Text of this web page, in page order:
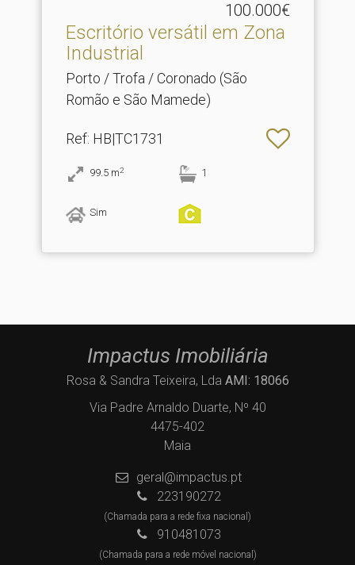
100.000€
Escritório versátil em Zona
Industrial
Porto / Trofa / Coronado (São
Romão e São Mamede)
Ref: HB|TC1731
99.5 m2 1
Sim
Impactus Imobiliária
Rosa & Sandra Teixeira, Lda AMI: 18066
Via Padre Arnaldo Duarte, Nº 40
4475-402
Maia
geral@impactus.pt
223190272
(Chamada para a rede fixa nacional)
910481073
(Chamada para a rede móvel nacional)